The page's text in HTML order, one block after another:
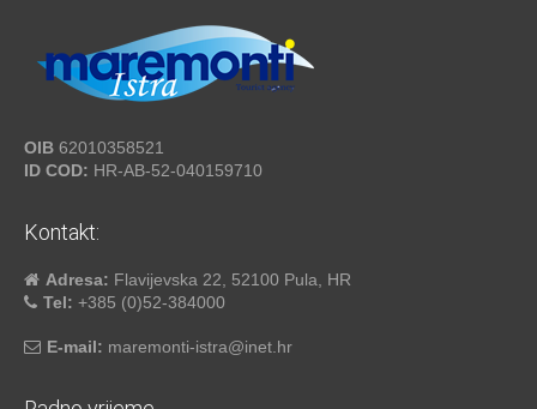
OIB 62010358521
ID COD: HR-AB-52-040159710
Kontakt:
Adresa: Flavijevska 22, 52100 Pula, HR
Tel: +385 (0)52-384000
E-mail: maremonti-istra@inet.hr